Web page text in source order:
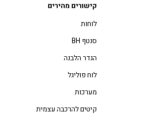
קישורים מהירים
לוחות
סנטף BH
הגדר הלבנה
לוח פוליגל
מערכות
קיטים להרכבה עצמית